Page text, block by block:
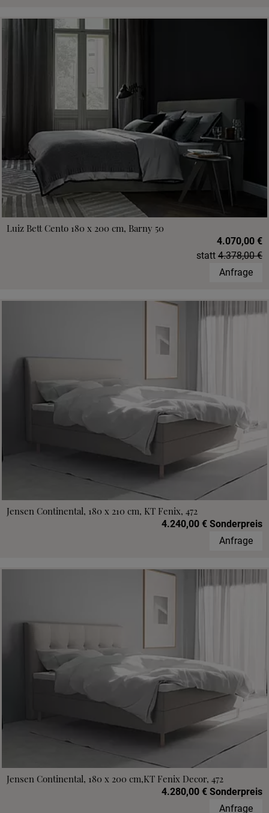
Luiz Bett Cento 180 x 200 cm, Barny 50
4.070,00 €
statt 4.378,00 €
Anfrage
Jensen Continental, 180 x 210 cm, KT Fenix, 472
4.240,00 € Sonderpreis
Anfrage
Jensen Continental, 180 x 200 cm,KT Fenix Decor, 472
4.280,00 € Sonderpreis
Anfrage